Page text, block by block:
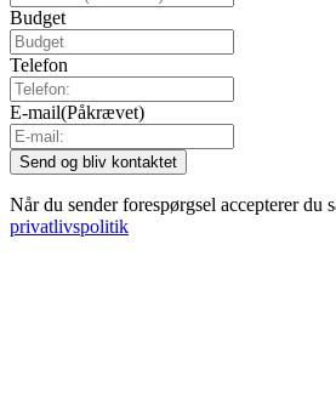
Budget
Telefon
E-mail(Påkrævet)
Når du sender forespørgsel accepterer du
privatlivspolitik